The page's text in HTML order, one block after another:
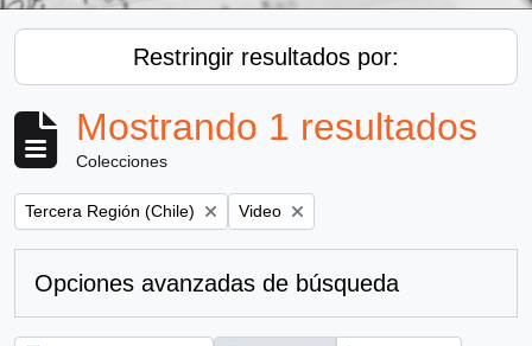
Restringir resultados por:
Mostrando 1 resultados
Colecciones
Remove filter:
Tercera Región (Chile) Remove filter:
Video
Opciones avanzadas de búsqueda